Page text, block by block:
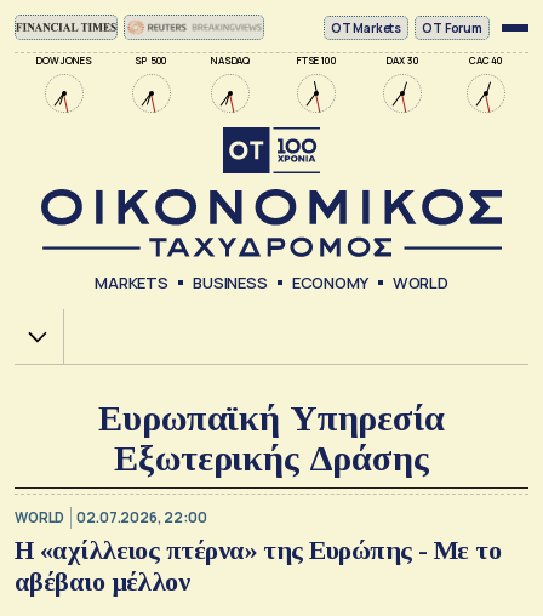
DOW JONES SP 500 NASDAQ FTSE 100 DAX 30 CAC 40
ΟΤ Markets OT Forum
MARKETS BUSINESS ECONOMY WORLD
Χ.Α.
Ευρωπαϊκή Υπηρεσία
Εξωτερικής Δράσης
WORLD 02.07.2026, 22:00
Η «αχίλλειος πτέρνα» της Ευρώπης - Με το
αβέβαιο μέλλον